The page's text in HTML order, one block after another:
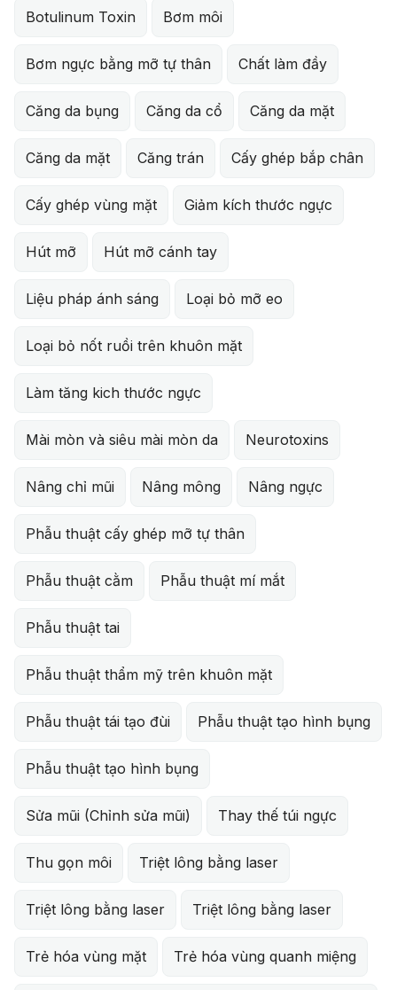
Botulinum Toxin Bơm môi
Bơm ngực bằng mỡ tự thân Chất làm đầy
Căng da bụng Căng da cổ Căng da mặt
Căng da mặt Căng trán Cấy ghép bắp chân
Cấy ghép vùng mặt Giảm kích thước ngực
Hút mỡ Hút mỡ cánh tay
Liệu pháp ánh sáng Loại bỏ mỡ eo
Loại bỏ nốt ruồi trên khuôn mặt
Làm tăng kich thước ngực
Mài mòn và siêu mài mòn da Neurotoxins
Nâng chỉ mũi Nâng mông Nâng ngực
Phẫu thuật cấy ghép mỡ tự thân
Phẫu thuật cằm Phẫu thuật mí mắt
Phẫu thuật tai
Phẫu thuật thẩm mỹ trên khuôn mặt
Phẫu thuật tái tạo đùi Phẫu thuật tạo hình bụng
Phẫu thuật tạo hình bụng
Sửa mũi (Chỉnh sửa mũi) Thay thế túi ngực
Thu gọn môi Triệt lông bằng laser
Triệt lông bằng laser Triệt lông bằng laser
Trẻ hóa vùng mặt Trẻ hóa vùng quanh miệng